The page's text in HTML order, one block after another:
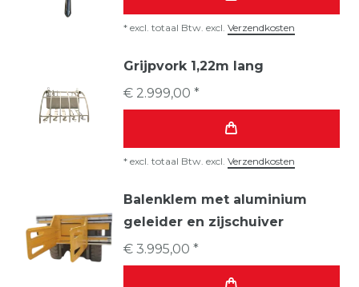
* excl. totaal Btw. excl. Verzendkosten
Grijpvork 1,22m lang
€ 2.999,00 *
* excl. totaal Btw. excl. Verzendkosten
Balenklem met aluminium
geleider en zijschuiver
€ 3.995,00 *